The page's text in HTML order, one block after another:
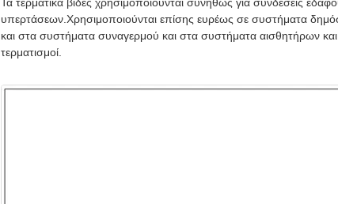
υπερτάσεων.Χρησιμοποιούνται επίσης ευρέως σε συστήματα
και στα συστήματα συναγερμού και στα συστήματα αισθητήρων και
τερματισμοί.